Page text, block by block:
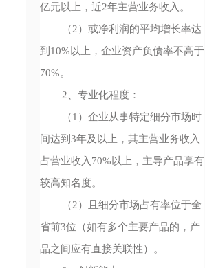
亿元以上，近2年主营业务收入。
（2）或净利润的平均增长率达
到10%以上，企业资产负债率不高于
70%。
2、专业化程度：
（1）企业从事特定细分市场时
间达到3年及以上，其主营业务收入
占营业收入70%以上，主导产品享有
较高知名度。
（2）且细分市场占有率位于全
省前3位（如有多个主要产品的，产
品之间应有直接关联性）。